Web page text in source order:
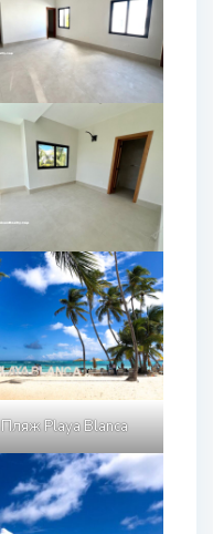
Пляж Playa Blanca